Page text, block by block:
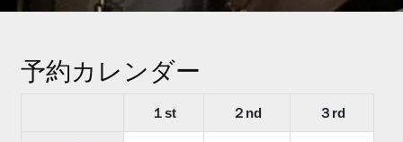
予約カレンダー
１st ２nd ３rd